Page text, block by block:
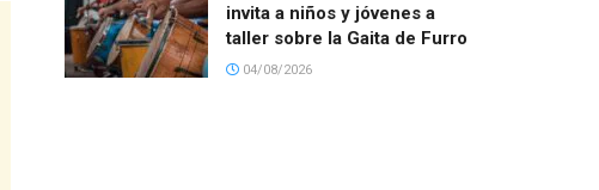
invita a niños y jóvenes a
taller sobre la Gaita de Furro
04/08/2026